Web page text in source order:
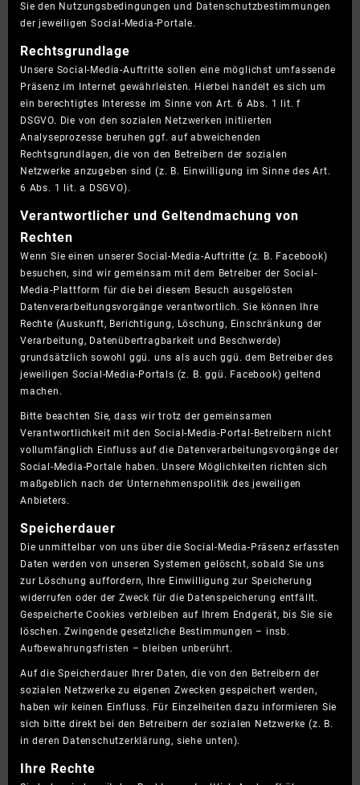
Sie den Nutzungsbedingungen und Datenschutzbestimmungen
der jeweiligen Social-Media-Portale.
Rechtsgrundlage
Unsere Social-Media-Auftritte sollen eine möglichst umfassende
Präsenz im Internet gewährleisten. Hierbei handelt es sich um
ein berechtigtes Interesse im Sinne von Art. 6 Abs. 1 lit. f
DSGVO. Die von den sozialen Netzwerken initiierten
Analyseprozesse beruhen ggf. auf abweichenden
Rechtsgrundlagen, die von den Betreibern der sozialen
Netzwerke anzugeben sind (z. B. Einwilligung im Sinne des Art.
6 Abs. 1 lit. a DSGVO).
Verantwortlicher und Geltendmachung von
Rechten
Wenn Sie einen unserer Social-Media-Auftritte (z. B. Facebook)
besuchen, sind wir gemeinsam mit dem Betreiber der Social-
Media-Plattform für die bei diesem Besuch ausgelösten
Datenverarbeitungsvorgänge verantwortlich. Sie können Ihre
Rechte (Auskunft, Berichtigung, Löschung, Einschränkung der
Verarbeitung, Datenübertragbarkeit und Beschwerde)
grundsätzlich sowohl ggü. uns als auch ggü. dem Betreiber des
jeweiligen Social-Media-Portals (z. B. ggü. Facebook) geltend
machen.
Bitte beachten Sie, dass wir trotz der gemeinsamen
Verantwortlichkeit mit den Social-Media-Portal-Betreibern nicht
vollumfänglich Einfluss auf die Datenverarbeitungsvorgänge der
Social-Media-Portale haben. Unsere Möglichkeiten richten sich
maßgeblich nach der Unternehmenspolitik des jeweiligen
Anbieters.
Speicherdauer
Die unmittelbar von uns über die Social-Media-Präsenz erfassten
Daten werden von unseren Systemen gelöscht, sobald Sie uns
zur Löschung auffordern, Ihre Einwilligung zur Speicherung
widerrufen oder der Zweck für die Datenspeicherung entfällt.
Gespeicherte Cookies verbleiben auf Ihrem Endgerät, bis Sie sie
löschen. Zwingende gesetzliche Bestimmungen – insb.
Aufbewahrungsfristen – bleiben unberührt.
Auf die Speicherdauer Ihrer Daten, die von den Betreibern der
sozialen Netzwerke zu eigenen Zwecken gespeichert werden,
haben wir keinen Einfluss. Für Einzelheiten dazu informieren Sie
sich bitte direkt bei den Betreibern der sozialen Netzwerke (z. B.
in deren Datenschutzerklärung, siehe unten).
Ihre Rechte